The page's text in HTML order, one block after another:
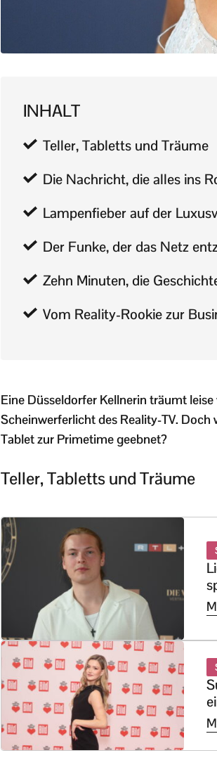
INHALT
Teller, Tabletts und Träume
Die Nachricht, die alles ins
Lampenfieber auf der
Der Funke, der das Netz
Zehn Minuten, die
Vom Reality-Rookie zur
Eine Düsseldorfer Kellnerin träumt
Scheinwerferlicht des Reality-TV.
Tablet zur Primetime geebnet?
Teller, Tabletts und Träume